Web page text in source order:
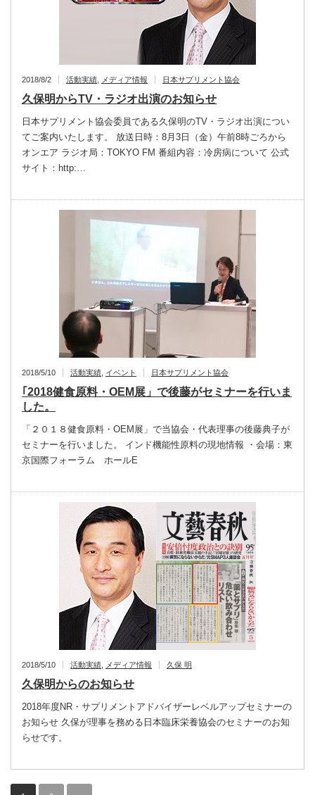
2018/8/2 活動実績 メディア情報 日本サプリメント協会
久保明からTV・ラジオ出演のお知らせ
日本サプリメント協会委員である久保明のTV・ラジオ出演につい
てご案内いたします。 放送日時：8月3日（金）午前8時ごろから
オンエア ラジオ局：TOKYO FM 番組内容：冷房病について 公式
サイト：http:…
2018/5/10 活動実績 イベント 日本サプリメント協会
｢2018健食原料・OEM展」で後藤がセミナーを行いま
した。
「２０１８健食原料・OEM展」で当協会・代表理事の後藤典子が
セミナーを行いました。 インド機能性原料の現地情報 ・会場：東
京国際フォーラム ホールE
2018/5/10 活動実績 メディア情報 久保 明
久保明からのお知らせ
2018年度NR・サプリメントアドバイザーレベルアップセミナーの
お知らせ 久保が理事を務める日本臨床栄養協会のセミナーのお知
らせです。